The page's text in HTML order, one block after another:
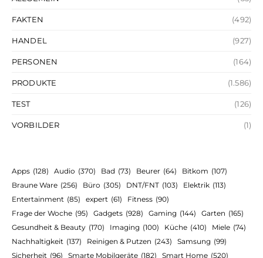
FAKTEN (492)
HANDEL (927)
PERSONEN (164)
PRODUKTE (1.586)
TEST (126)
VORBILDER (1)
Apps (128) Audio (370) Bad (73) Beurer (64) Bitkom (107)
Braune Ware (256) Büro (305) DNT/FNT (103) Elektrik (113)
Entertainment (85) expert (61) Fitness (90)
Frage der Woche (95) Gadgets (928) Gaming (144) Garten (165)
Gesundheit & Beauty (170) Imaging (100) Küche (410) Miele (74)
Nachhaltigkeit (137) Reinigen & Putzen (243) Samsung (99)
Sicherheit (96) Smarte Mobilgeräte (182) Smart Home (520)